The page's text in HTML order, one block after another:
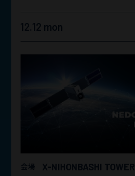
12.12 mon
会場 X-NIHONBASHI TOWER